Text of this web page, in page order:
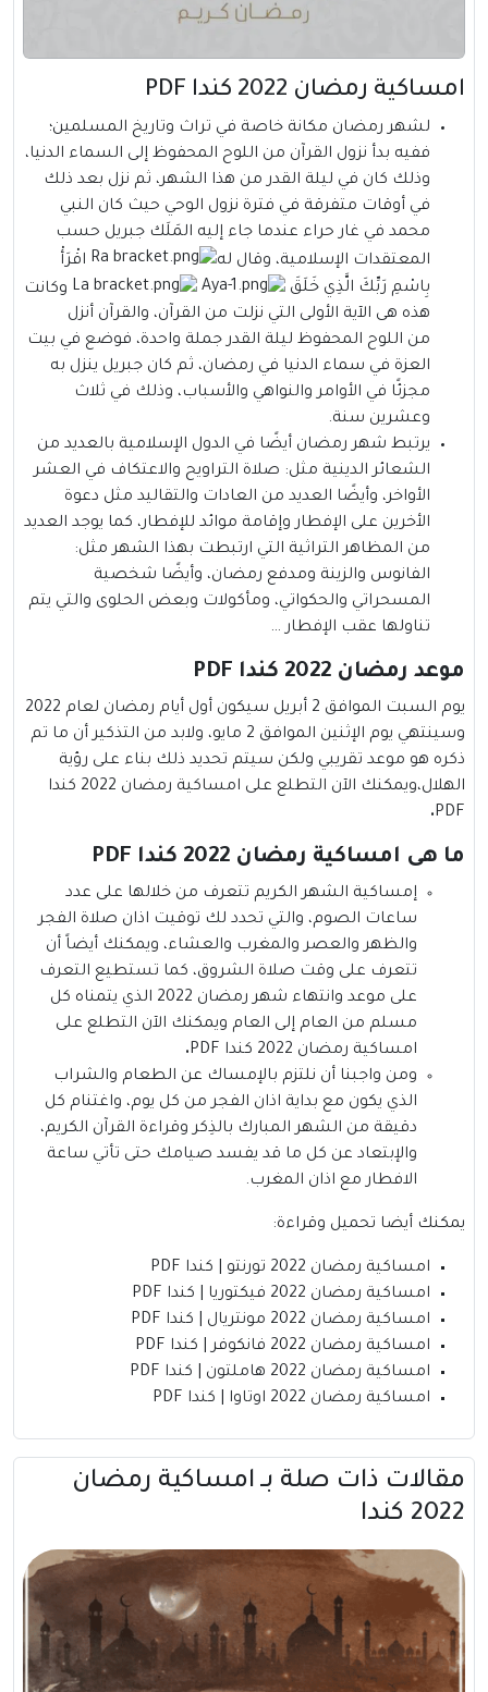
امساكية رمضان 2022 كندا PDF
لشهر رمضان مكانة خاصة في تراث وتاريخ المسلمين؛
ففيه بدأ نزول القرآن من اللوح المحفوظ إلى السماء الدنيا،
وذلك كان في ليلة القدر من هذا الشهر، ثم نزل بعد ذلك
في أوقات متفرقة في فترة نزول الوحي حيث كان النبي
محمد في غار حراء عندما جاء إليه المَلَك جبريل حسب
المعتقدات الإسلامية، وقال له
اقْرَأْ
بِاسْمِ رَبِّكَ الَّذِي خَلَقَ
وكانت
هذه هى الآية الأولى التي نزلت من القرآن، والقرآن أنزل
من اللوح المحفوظ ليلة القدر جملة واحدة، فوضع في بيت
العزة في سماء الدنيا في رمضان، ثم كان جبريل ينزل به
مجزئًا في الأوامر والنواهي والأسباب، وذلك في ثلاث
وعشرين سنة.
يرتبط شهر رمضان أيضًا في الدول الإسلامية بالعديد من
الشعائر الدينية مثل: صلاة التراويح والاعتكاف في العشر
الأواخر، وأيضًا العديد من العادات والتقاليد مثل دعوة
الأخرين على الإفطار وإقامة موائد للإفطار، كما يوجد العديد
من المظاهر التراثية التي ارتبطت بهذا الشهر مثل:
الفانوس والزينة ومدفع رمضان، وأيضًا شخصية
المسحراتي والحكواتي، ومأكولات وبعض الحلوى والتي يتم
تناولها عقب الإفطار …
موعد رمضان 2022 كندا PDF
يوم السبت الموافق 2 أبريل سيكون أول أيام رمضان لعام 2022
وسينتهي يوم الإثنين الموافق 2 مايو، ولابد من التذكير أن ما تم
ذكره هو موعد تقريبي ولكن سيتم تحديد ذلك بناء على رؤية
الهلال،ويمكنك الآن التطلع على امساكية رمضان 2022 كندا
PDF
.
ما هى امساكية رمضان 2022 كندا PDF
إمساكية الشهر الكريم تتعرف من خلالها على عدد
ساعات الصوم، والتي تحدد لك توقيت اذان صلاة الفجر
والظهر والعصر والمغرب والعشاء، ويمكنك أيضاً أن
تتعرف على وقت صلاة الشروق، كما تستطيع التعرف
على موعد وانتهاء شهر رمضان 2022 الذي يتمناه كل
مسلم من العام إلى العام ويمكنك الآن التطلع على
امساكية رمضان 2022 كندا PDF
.
ومن واجبنا أن نلتزم بالإمساك عن الطعام والشراب
الذي يكون مع بداية اذان الفجر من كل يوم، واغتنام كل
دقيقة من الشهر المبارك بالذِكر وقراءة القرآن الكريم،
والإبتعاد عن كل ما قد يفسد صيامك حتى تأتي ساعة
الافطار مع اذان المغرب.
يمكنك أيضا تحميل وقراءة:
امساكية رمضان 2022 تورنتو | كندا PDF
امساكية رمضان 2022 فيكتوريا | كندا PDF
امساكية رمضان 2022 مونتريال | كندا PDF
امساكية رمضان 2022 فانكوفر | كندا PDF
امساكية رمضان 2022 هاملتون | كندا PDF
امساكية رمضان 2022 اوتاوا | كندا PDF
مقالات ذات صلة بــ امساكية رمضان
2022 كندا